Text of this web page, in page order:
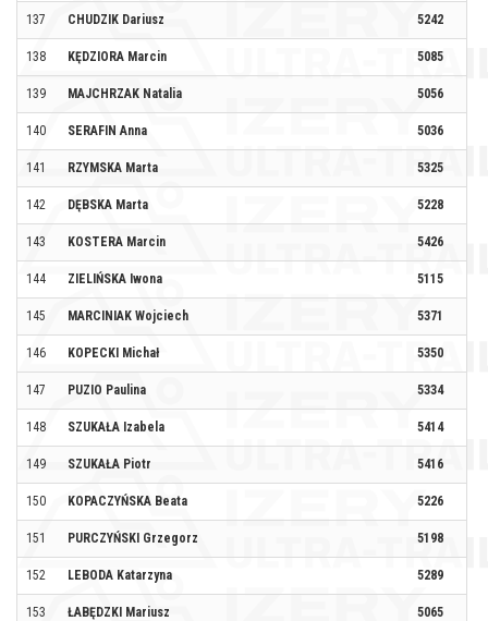
137 CHUDZIK Dariusz 5242
138 KĘDZIORA Marcin 5085
139 MAJCHRZAK Natalia 5056
140 SERAFIN Anna 5036
141 RZYMSKA Marta 5325
142 DĘBSKA Marta 5228
143 KOSTERA Marcin 5426
144 ZIELIŃSKA Iwona 5115
145 MARCINIAK Wojciech 5371
146 KOPECKI Michał 5350
147 PUZIO Paulina 5334
148 SZUKAŁA Izabela 5414
149 SZUKAŁA Piotr 5416
150 KOPACZYŃSKA Beata 5226
151 PURCZYŃSKI Grzegorz 5198
152 LEBODA Katarzyna 5289
153 ŁABĘDZKI Mariusz 5065